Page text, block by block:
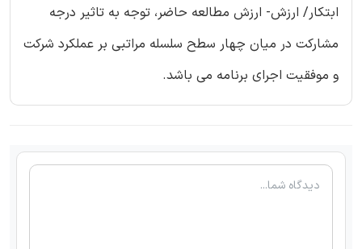
ابتکار/ ارزش- ارزش مطالعه حاضر، توجه به تاثیر درجه
مشارکت در میان چهار سطح سلسله مراتبی بر عملکرد شرکت
و موفقیت اجرای برنامه می باشد.